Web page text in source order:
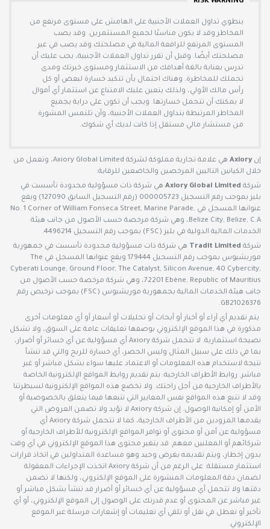
ينطوي تداول العملات الأجنبية على الهامش على مستوى مرتفع من
المخاطر وقد لا يكون مناسبًا لجميع المستثمرين. وقد يصب
المستوى المرتفع للرافعة المالية في مصلحتك وقد يصب في غير
مصلحتك أيضًا. وقبل أن تقرر تداول العملات الأجنبية، يجب عليك أن
تدرس بعناية بالغة أهدافك من الاستثمار ومستوى خبرتك ومدى
تحملك للمخاطرة. وهناك احتمال بأن تتكبد خسارة لبعض أو كل
رأس مالك الأولي، ولذلك يتعين عليك الامتناع عن استثمار أي أموال
لا يمكنك أن تتحمل خسارتها. ويجب أن تكون على دراية بجميع
المخاطر المرتبطة بتداول العملات الأجنبية، وأن تلتمس المشورة
من مستشار مالي مستقل إذا كانت لديك أي شكوك.
إن Axiory
هي علامة تجارية مملوكة لشركة Axiory Global Limited، وتعمل من
خلال الكيانين التاليين المرخصين والخاضعين للرقابة:
شركة Axiory Global Limited هي شركة ذات مسؤولية محدودة تأسست في
بليز بموجب رقم التسجيل 000005723 (رقم التسجيل السابق 127090) ويقع
عنوانها المسجل في No. 1 Corner of William Fonseca Street, Marine Parade,
Belize City, Belize, C.A، وهي شركة مرخصة حسب الأصول من جانب هيئة
الخدمات المالية الدولية في بليز (FSC) بموجب رقم التسجيل 4496214.
شركة Tradit Limited هي شركة ذات مسؤولية محدودة تأسست في جمهورية
موريشيوس بموجب رقم التسجيل 179444 ويقع عنوانها المسجل في The
Cyberati Lounge, Ground Floor, The Catalyst, Silicon Avenue, 40 Cybercity,
72201 Ebène, Republic of Mauritius، وهي شركة مرخصة حسب الأصول من
جانب هيئة الخدمات المالية بجمهورية موريشيوس (FSC) بموجب ترخيص رقم
GB21026376.
يتم تقديم أي آراء أو أخبار أو أبحاث أو تحليلات أو أسعار أو أي معلومات أخرى
مذكورة في هذا الموقع الإلكتروني بوصفها تعليقات عامة على السوق، ولا تشكل
نصيحة استثمارية. لا تتحمل شركة Axiory أي مسؤولية عن أي خسائر أو أضرار،
بما في ذلك على سبيل المثال وليس الحصر، أي خسارة للربح والتي قد تنشأ
نتيجة لاستخدام هذه المعلومات أو الاعتماد عليها سواء بشكل مباشر أو غير
مباشر. روابط الأطراف الخارجية: يتم تقديم روابط المواقع الإلكترونية الخاصة
بالأطراف الخارجية من أجل راحتك. ولا تخضع هذه المواقع الإلكترونية لسيطرتنا
وقد لا تتبع هذه المواقع نفس المعايير التي نتبعها فيما يتعلق بالخصوصية أو
الأمن أو إمكانية الوصول. إن شركة Axiory لا تؤيد ولا تضمن العروض التي
يقدمها المزودين من الأطراف الخارجية، كما لا تتحمل شركة Axiory أي
مسؤولية عن أمن أو محتوى أو توافر المواقع الإلكترونية للأطراف الخارجية أو
شركائهم أو المعلنين معهم. قد يتغير محتوى هذا الموقع الإلكتروني في أي وقت
بدون إخطار، ويتم تقديمه بغرض وحيد وهو مساعدة المتداولين في اتخاذ قرارات
استثمار مستقلة. على الرغم من أن شركة Axiory اتخذت الإجراءات المعقولة
لضمان دقة المعلومات المنشورة على الموقع الإلكتروني، ولكنها لا تضمن
دقتها ولا تتحمل أي مسؤولية عن أي خسائر أو أضرار قد تنشأ بشكل مباشر أو
غير مباشر عن المحتوى أو عدم قدرتك على الوصول إلى الموقع الإلكتروني، أو أي
تأخير أو تعطل في نقل أو تلقي أي تعليمات أو إشعارات مرسلة عبر الموقع
الإلكتروني.